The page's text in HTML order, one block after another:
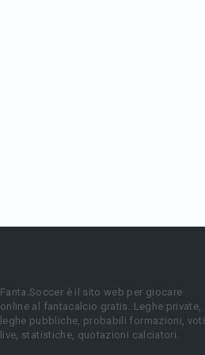
Fanta.Soccer è il sito web per giocare
online al fantacalcio gratis. Leghe private,
leghe pubbliche, probabili formazioni, voti
live, statistiche, quotazioni calciatori.